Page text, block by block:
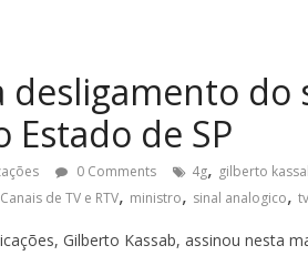
desligamento do
de SP
0 Comments 4g, gilberto
de TV e RTV, ministro, sinal analogico, tv
Gilberto Kassab, assinou nesta